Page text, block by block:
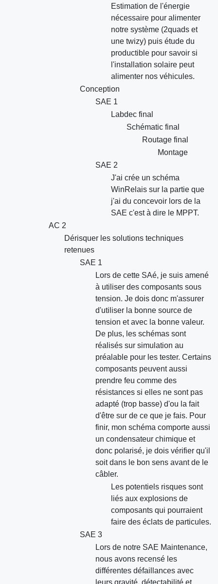
Estimation de l'énergie
nécessaire pour alimenter
notre système (2quads et
une twizy) puis étude du
productible pour savoir si
l'installation solaire peut
alimenter nos véhicules.
Conception
SAE 1
Labdec final
Schématic final
Routage final
Montage
SAE 2
J'ai crée un schéma
WinRelais sur la partie que
j'ai du concevoir lors de la
SAE c'est à dire le MPPT.
AC 2
Dérisquer les solutions techniques
retenues
SAE 1
Lors de cette SAé, je suis amené
à utiliser des composants sous
tension. Je dois donc m'assurer
d'utiliser la bonne source de
tension et avec la bonne valeur.
De plus, les schémas sont
réalisés sur simulation au
préalable pour les tester. Certains
composants peuvent aussi
prendre feu comme des
résistances si elles ne sont pas
adapté (trop basse) d'ou la fait
d'être sur de ce que je fais. Pour
finir, mon schéma comporte aussi
un condensateur chimique et
donc polarisé, je dois vérifier qu'il
soit dans le bon sens avant de le
câbler.
Les potentiels risques sont
liés aux explosions de
composants qui pourraient
faire des éclats de particules.
SAE 3
Lors de notre SAE Maintenance,
nous avons recensé les
différentes défaillances avec